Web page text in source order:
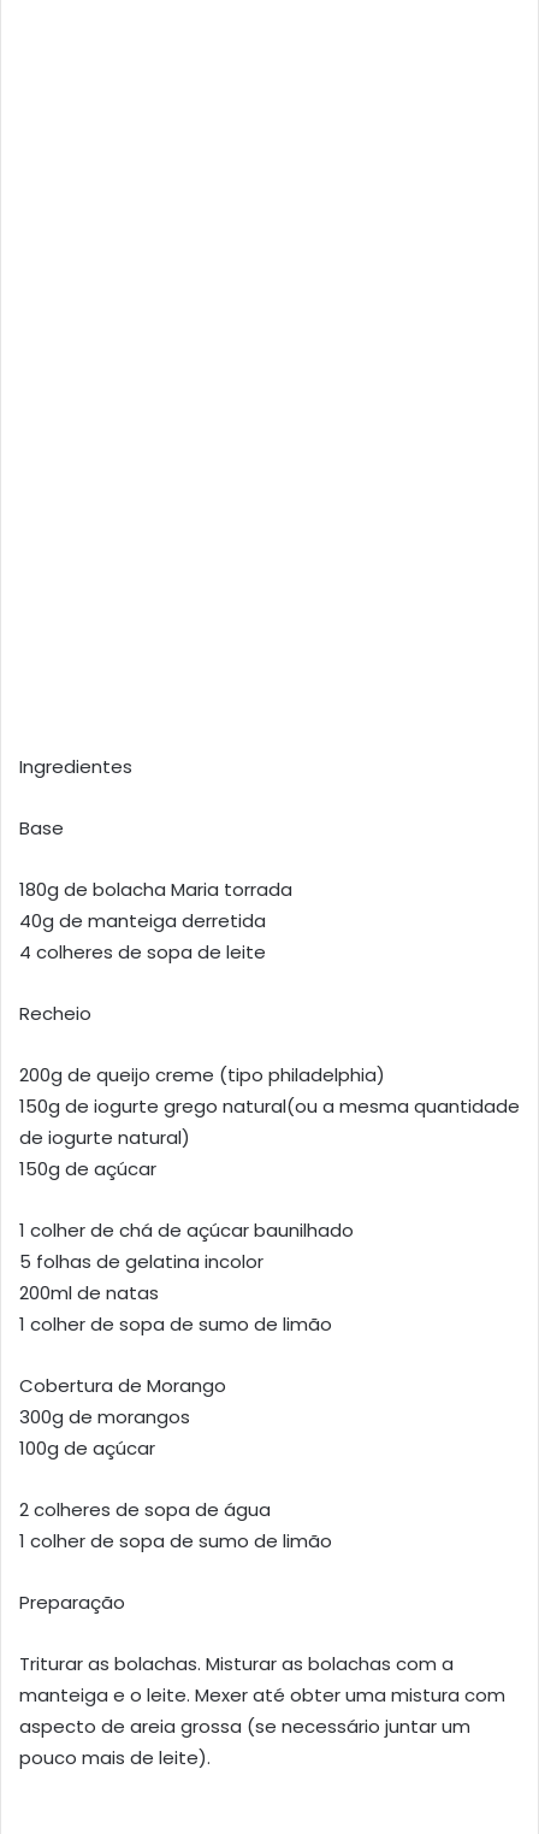
Ingredientes
Base
180g de bolacha Maria torrada
40g de manteiga derretida
4 colheres de sopa de leite
Recheio
200g de queijo creme (tipo philadelphia)
150g de iogurte grego natural(ou a mesma quantidade
de iogurte natural)
150g de açúcar
1 colher de chá de açúcar baunilhado
5 folhas de gelatina incolor
200ml de natas
1 colher de sopa de sumo de limão
Cobertura de Morango
300g de morangos
100g de açúcar
2 colheres de sopa de água
1 colher de sopa de sumo de limão
Preparação
Triturar as bolachas. Misturar as bolachas com a
manteiga e o leite. Mexer até obter uma mistura com
aspecto de areia grossa (se necessário juntar um
pouco mais de leite).